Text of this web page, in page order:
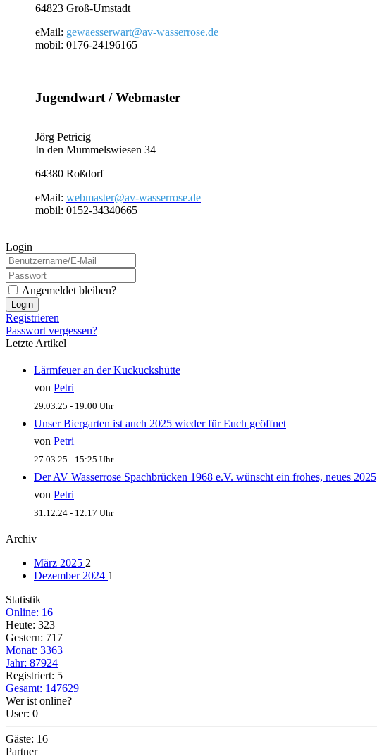
64823 Groß-Umstadt
eMail: gewaesserwart@av-wasserrose.de
mobil: 0176-24196165
Jugendwart / Webmaster
Jörg Petricig
In den Mummelswiesen 34
64380 Roßdorf
eMail: webmaster@av-wasserrose.de
mobil: 0152-34340665
Login
Angemeldet bleiben?
Login
Registrieren
Passwort vergessen?
Letzte Artikel
Lärmfeuer an der Kuckuckshütte
von Petri
29.03.25 - 19:00 Uhr
Unser Biergarten ist auch 2025 wieder für Euch geöffnet
von Petri
27.03.25 - 15:25 Uhr
Der AV Wasserrose Spachbrücken 1968 e.V. wünscht ein frohes, neues 2025
von Petri
31.12.24 - 12:17 Uhr
Archiv
März 2025 2
Dezember 2024 1
Statistik
Online: 16
Heute: 323
Gestern: 717
Monat: 3363
Jahr: 87924
Registriert: 5
Gesamt: 147629
Wer ist online?
User: 0
Gäste: 16
Partner